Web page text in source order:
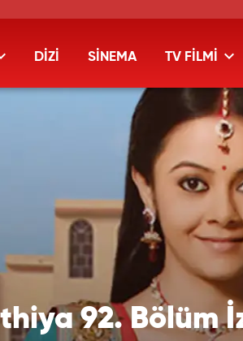
DİZİ SİNEMA TV FİLMİ
92. Bölüm